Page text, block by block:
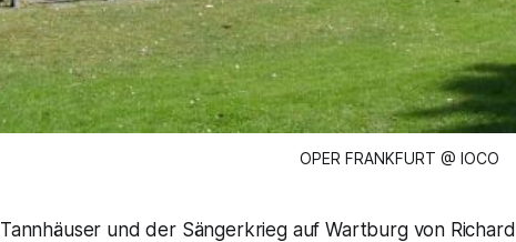
OPER FRANKFURT @ IOCO
Tannhäuser und der Sängerkrieg auf Wartburg von